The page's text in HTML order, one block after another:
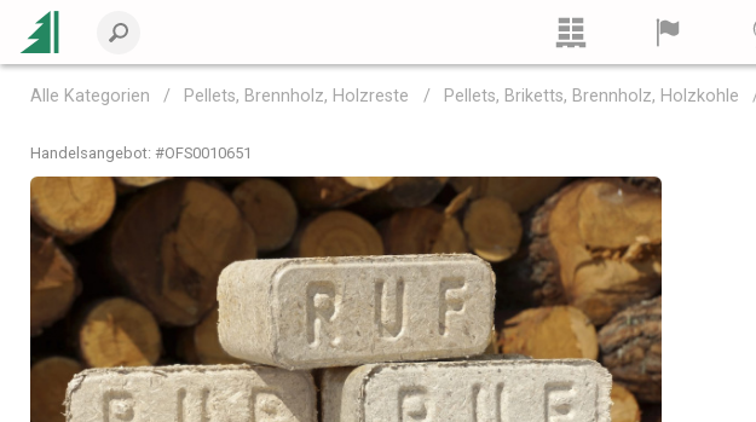
Alle Kategorien Pellets, Brennholz, Holzreste Pellets, Briketts, Brennholz, Holzkohle
Handelsangebot: #OFS0010651